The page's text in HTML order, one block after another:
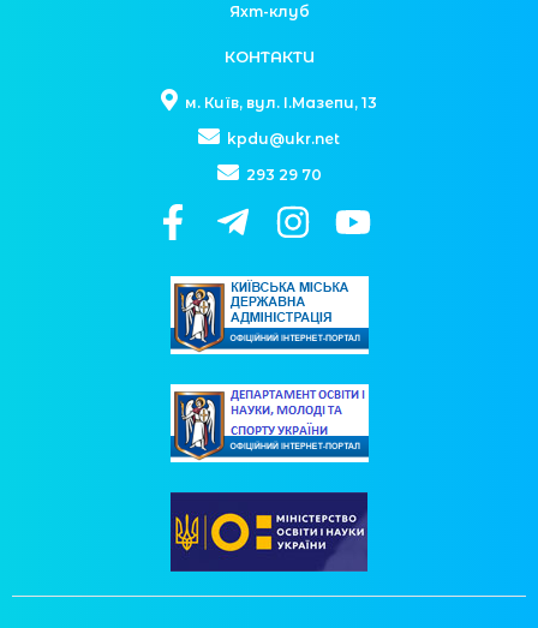
Яхт-клуб
КОНТАКТИ
м. Київ, вул. І.Мазепи, 13
kpdu@ukr.net
293 29 70